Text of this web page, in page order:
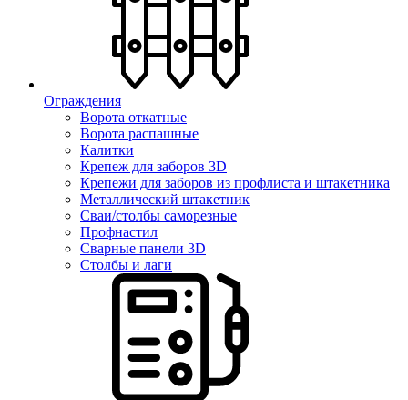
Ограждения
Ворота откатные
Ворота распашные
Калитки
Крепеж для заборов 3D
Крепежи для заборов из профлиста и штакетника
Металлический штакетник
Сваи/столбы саморезные
Профнастил
Сварные панели 3D
Столбы и лаги